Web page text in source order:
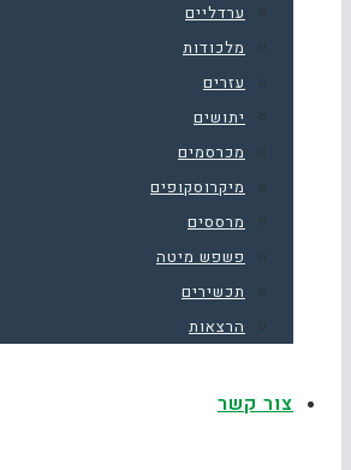
ערדליים
מלכודות
עזרים
יתושים
מכרסמים
מיקרוסקופים
מרססים
פשפש מיטה
תכשירים
הרצאות
צור קשר